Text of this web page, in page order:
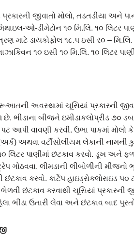
જીવાતો મોલો, તડતડીયા અને
ઓ-ડીમેટોન ૧૦ મિ.લિ. ૧૦ લિટર
માટે ડાયકોફોલ ૧૮.પ ઇસી ર૦ –
૧૦ ઇસી ૧૦ મિ.લિ. ૧૦ લિટર
અવસ્થામાં ચૂસિયાં પ્રકારની
છે. ભીંડાના બીજને ઇમીડાકલોપ્રીડ
પટ આપી વાવણી કરવી. ઉભા પાકમાં
અથવા વર્ટીસોલીયમ લેકાની નામની
લિટર પાણીમાં છંટકાવ કરવો. ડૂખ અને
ગોઠવવા. લીમડાની લીંબોળીની
છંટકાવ કરવો. કાર્ટેપ હાઇડ્રોકલોરાઇડ
ભેળવી છંટકાવ કરવાથી ચૂસિયાં
ભીંડા ઉતારી લેવા અને છંટકાવ બાદ